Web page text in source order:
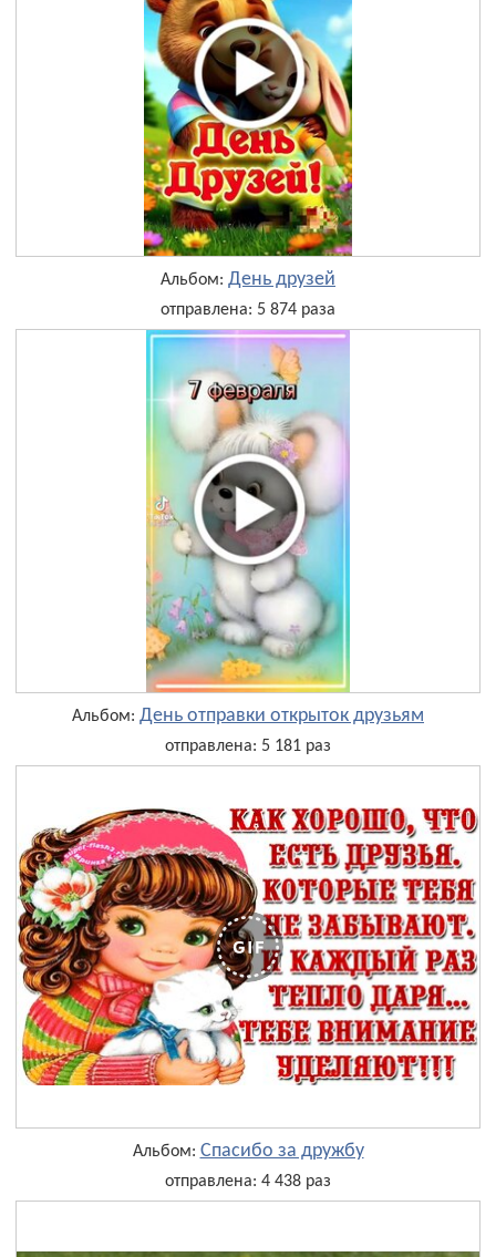
Альбом: День друзей
отправлена: 5 874 раза
Альбом: День отправки открыток друзьям
отправлена: 5 181 раз
Альбом: Спасибо за дружбу
отправлена: 4 438 раз